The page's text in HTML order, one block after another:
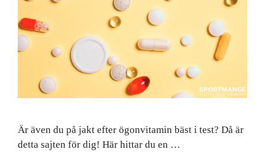
Är även du på jakt efter ögonvitamin bäst i test? Då är
detta sajten för dig! Här hittar du en …